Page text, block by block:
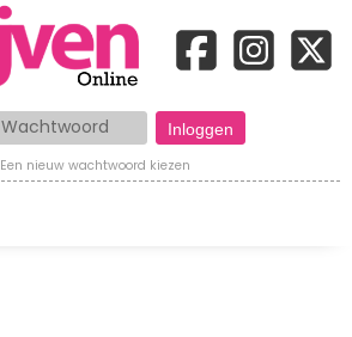
Wachtwoord
Een nieuw wachtwoord kiezen